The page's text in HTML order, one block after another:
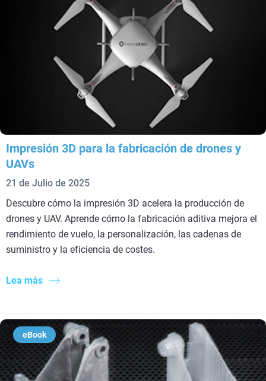
Impresión 3D para la fabricación de drones y
UAVs
21 de Julio de 2025
Descubre cómo la impresión 3D acelera la producción de
drones y UAV. Aprende cómo la fabricación aditiva mejora el
rendimiento de vuelo, la personalización, las cadenas de
suministro y la eficiencia de costes.
Lea más
eBook